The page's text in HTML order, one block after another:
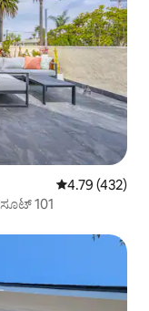
5 ರಲ್ಲಿ 4.79
4.79 (432)
101